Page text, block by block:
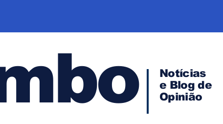
Notícias
e Blog de
Opinião